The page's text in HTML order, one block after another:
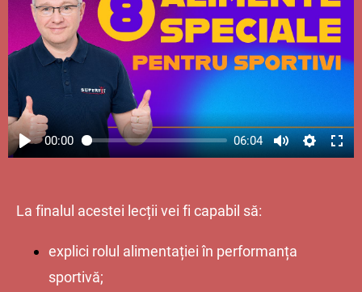
00:00 06:04
La finalul acestei lecții vei fi capabil să:
explici rolul alimentației în performanța
sportivă;